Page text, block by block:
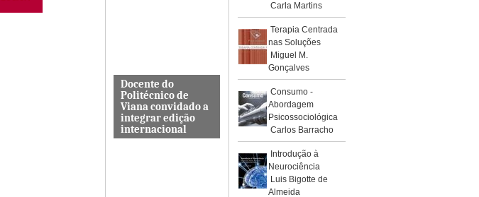
Docente do
Politécnico de
Viana convidado a
integrar edição
internacional
Carla Martins
Terapia Centrada
nas Soluções
Miguel M.
Gonçalves
Consumo -
Abordagem
Psicossociológica
Carlos Barracho
Introdução à
Neurociência
Luis Bigotte de
Almeida